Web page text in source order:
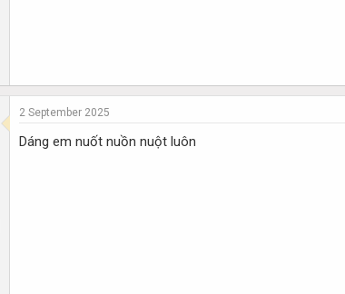
2 September 2025
Dáng em nuốt nuồn nuột luôn